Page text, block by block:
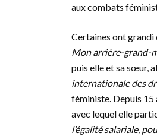
aux combats
Certaines ont grandi
Mon arrière-grand-
puis elle et sa sœur,
internationale des
féministe. Depuis 15
avec lequel elle
l’égalité salariale,